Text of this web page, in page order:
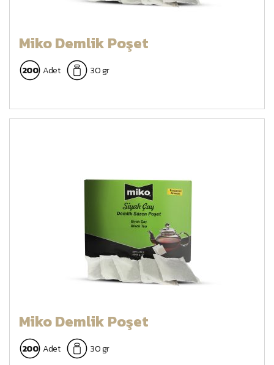
Miko Demlik Poşet
200 Adet 30 gr
Miko Demlik Poşet
200 Adet 30 gr